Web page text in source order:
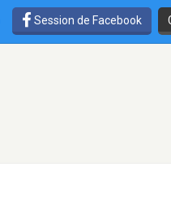
Session de Facebook